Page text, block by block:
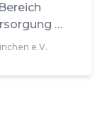
e.V.